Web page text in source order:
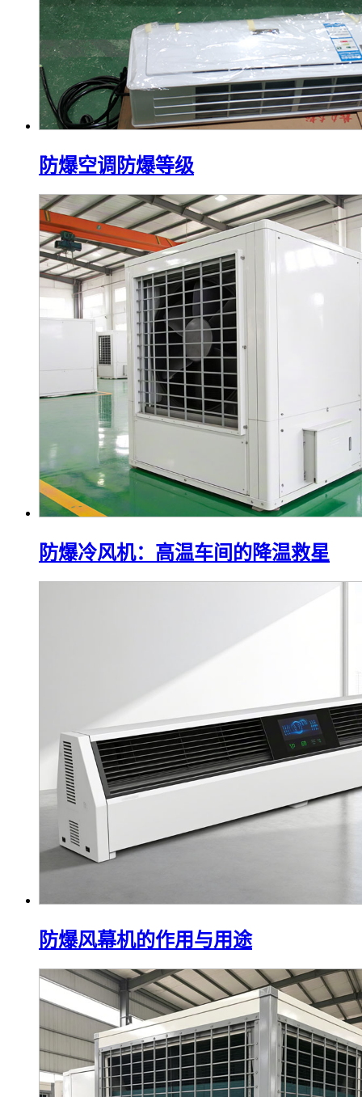
防爆空调防爆等级
防爆冷风机：高温车间的降温救星
防爆风幕机的作用与用途